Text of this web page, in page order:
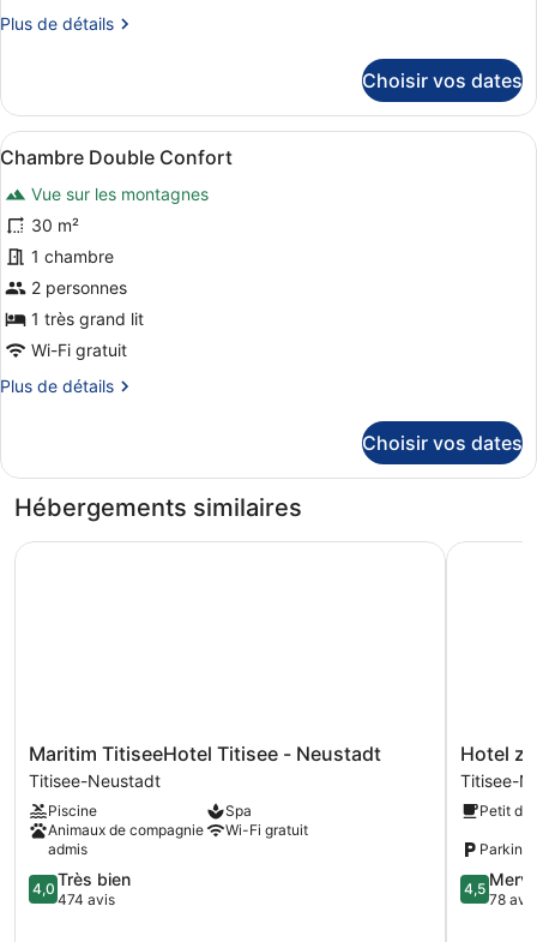
Quadruple
Plus de détails
Plus
le
type
de
Chambre
Quadruple
Choisir vos dates
Afficher
toutes
les
photos
pour
ce
type
de
chambre :
Chambre
Une chambre à coucher avec un
25
Chambre Double Confort
Vue sur les montagnes
30 m²
1 chambre
2 personnes
1 très grand lit
Wi-Fi gratuit
Plus de détails
Plus
le
de
Chambre
Choisir vos dates
Hébergements similaires
Maritim
TitiseeHotel
Titisee
-
Neustadt
Titisee-
Neustadt
Maritim TitiseeHotel Titisee - Neustadt
Titisee-Neustadt
Piscine
Spa
Animaux de compagnie
admis
Wi-Fi gratuit
4.0
sur
4,0 Très bien
474 avis
Maritim TitiseeHotel Titisee - Neustadt
Hotel
zum
see
Titisee-
Hotel
Titisee-
Petit
Parking
4.5
sur
4,5
78 avis
Hotel